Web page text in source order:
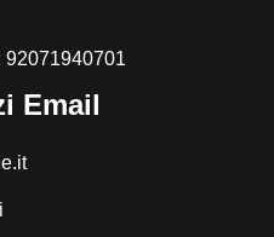
92071940701
Email